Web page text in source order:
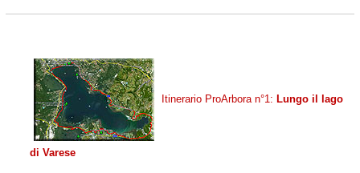
Itinerario ProArbora n°1: Lungo il lago
di Varese